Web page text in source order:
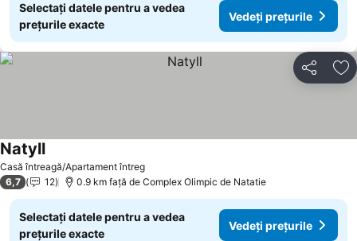
Selectați datele pentru a vedea
prețurile exacte
Vedeți prețurile
Distribuiți
Casă întreagă/Apartament întreg
Natyll
6,7 12 0.9 km faţă de Complex Olimpic de Natatie
Selectați datele pentru a vedea
prețurile exacte
Vedeți prețurile